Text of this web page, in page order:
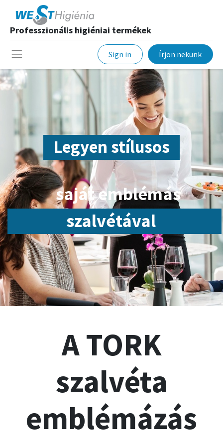
Professzionális higiéniai termékek
Sign in Írjon nekünk
Legyen stílusos
saját emblémás
szalvétával
A TORK
szalvéta
emblémázás